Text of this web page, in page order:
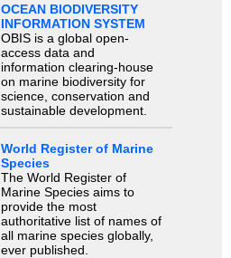
OCEAN BIODIVERSITY
INFORMATION SYSTEM
OBIS is a global open-
access data and
information clearing-house
on marine biodiversity for
science, conservation and
sustainable development.
World Register of Marine
Species
The World Register of
Marine Species aims to
provide the most
authoritative list of names of
all marine species globally,
ever published.